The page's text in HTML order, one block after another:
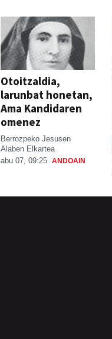
Otoitzaldia,
larunbat honetan,
Ama Kandidaren
omenez
Berrozpeko Jesusen
Alaben Elkartea
abu 07, 09:25 ANDOAIN